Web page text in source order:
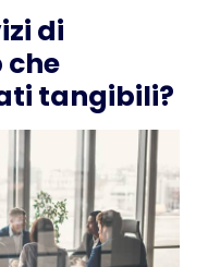
di
che
tangibili?